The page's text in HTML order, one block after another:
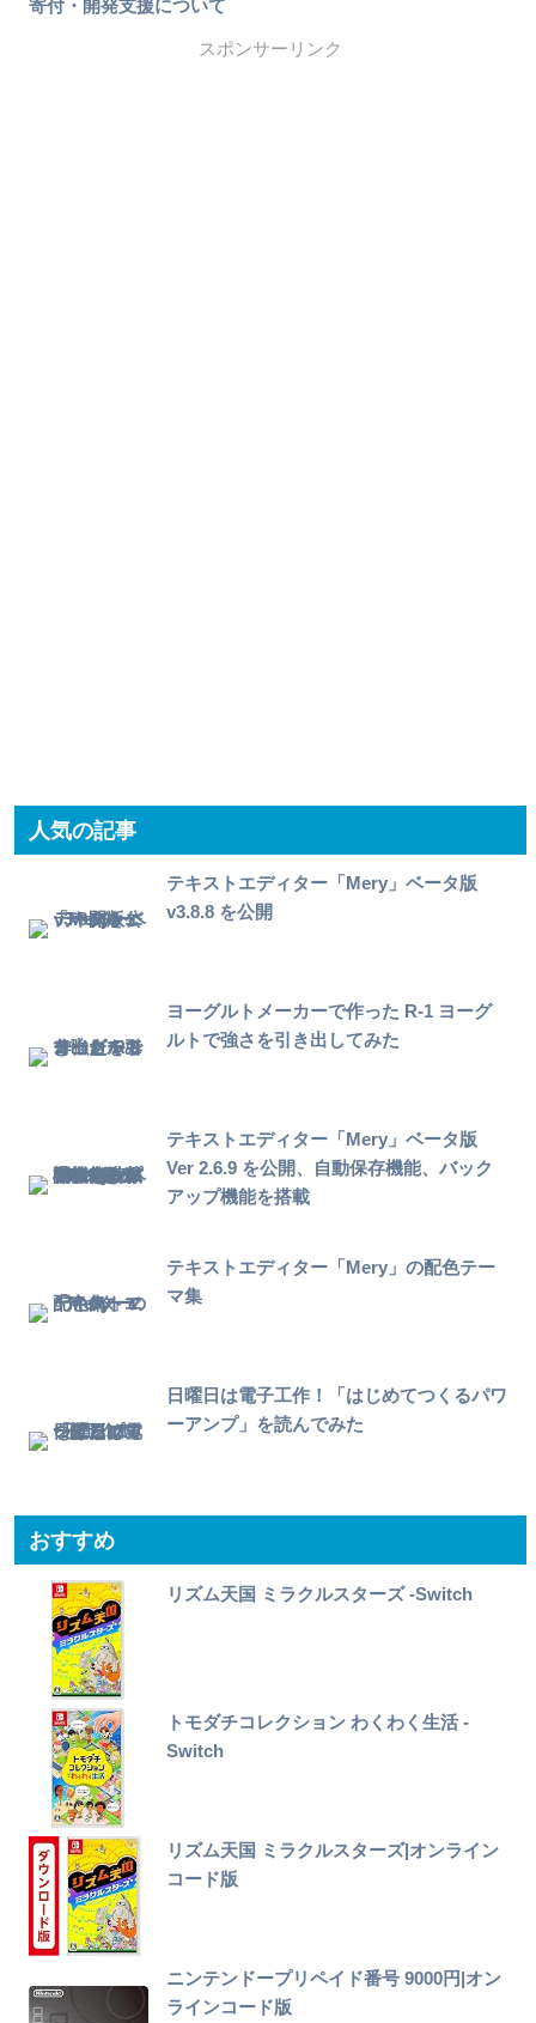
寄付・開発支援について
スポンサーリンク
人気の記事
テキストエディター「Mery」ベータ版
v3.8.8 を公開
ヨーグルトメーカーで作った R-1 ヨーグ
ルトで強さを引き出してみた
テキストエディター「Mery」ベータ版
Ver 2.6.9 を公開、自動保存機能、バック
アップ機能を搭載
テキストエディター「Mery」の配色テー
マ集
日曜日は電子工作！「はじめてつくるパワ
ーアンプ」を読んでみた
おすすめ
リズム天国 ミラクルスターズ -Switch
トモダチコレクション わくわく生活 -
Switch
リズム天国 ミラクルスターズ|オンライン
コード版
ニンテンドープリペイド番号 9000円|オン
ラインコード版